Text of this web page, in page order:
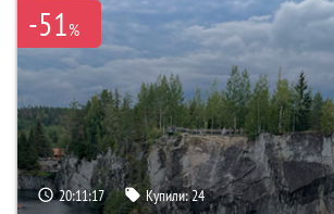
-51%
20:11:16 Купили:24